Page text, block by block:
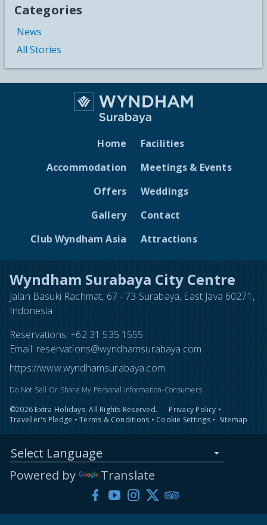
Categories
News
All Stories
Wyndham Surabaya City Centre
Jalan Basuki Rachmat, 67 - 73 Surabaya, East Java 60271,
Indonesia
Reservations:+62 31 535 1555
Email: reservations@wyndhamsurabaya.com
https://www.wyndhamsurabaya.com
Do Not Sell Or Share My Personal Information-Consumers
©2026 Extra Holidays. All Rights Reserved.
Privacy Policy •
Traveller's Pledge • Terms & Conditions • Cookie Settings • Sitemap
Select Language
Powered by
Translate
Home
Accommodation
Offers
Gallery
Club Wyndham Asia
Facilities
Meetings & Events
Weddings
Contact
Attractions